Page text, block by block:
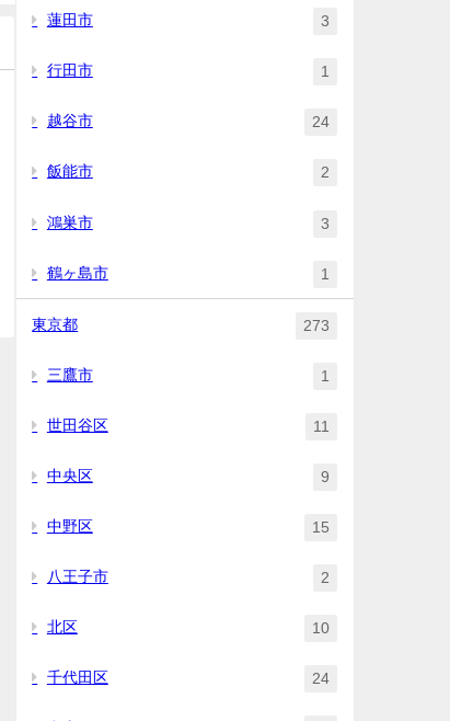
蓮田市 3
行田市 1
越谷市 24
飯能市 2
鴻巣市 3
鶴ヶ島市 1
東京都 273
三鷹市 1
世田谷区 11
中央区 9
中野区 15
八王子市 2
北区 10
千代田区 24